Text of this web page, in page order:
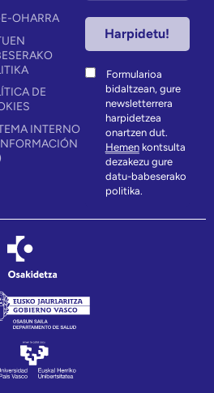
OHARRA
DE
INTERNO
Formularioa
bidaltzean, gure
newsletterrera
harpidetzea
onartzen dut.
Hemenkontsulta
dezakezu gure
datu-babeserako
politika.